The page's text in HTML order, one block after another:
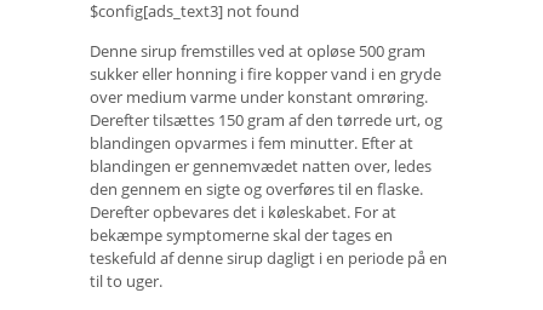
$config[ads_text3] not found
Denne sirup fremstilles ved at opløse 500 gram
sukker eller honning i fire kopper vand i en gryde
over medium varme under konstant omrøring.
Derefter tilsættes 150 gram af den tørrede urt, og
blandingen opvarmes i fem minutter. Efter at
blandingen er gennemvædet natten over, ledes
den gennem en sigte og overføres til en flaske.
Derefter opbevares det i køleskabet. For at
bekæmpe symptomerne skal der tages en
teskefuld af denne sirup dagligt i en periode på en
til to uger.